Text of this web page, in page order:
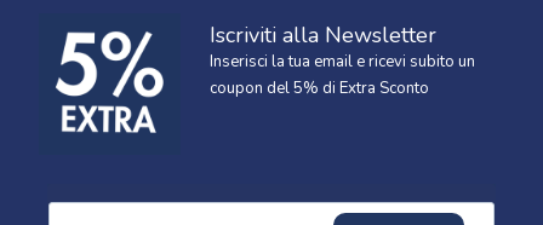
Iscriviti alla Newsletter
Inserisci la tua email e ricevi subito un
coupon del 5% di Extra Sconto